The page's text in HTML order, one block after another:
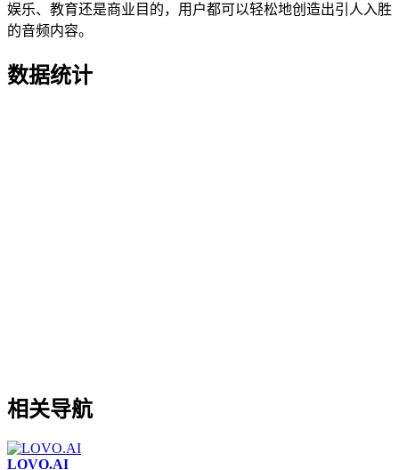
娱乐、教育还是商业目的，用户都可以轻松地创造出引人入胜
的音频内容。
数据统计
相关导航
LOVO.AI